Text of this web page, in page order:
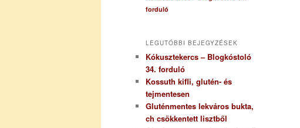
forduló
LEGUTÓBBI BEJEGYZÉSEK
Kókusztekercs – Blogkóstoló
34. forduló
Kossuth kifli, glutén- és
tejmentesen
Gluténmentes lekváros bukta,
ch csökkentett lisztből